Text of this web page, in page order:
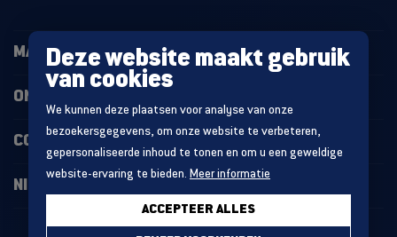
Deze website maakt gebruik
van cookies
We kunnen deze plaatsen voor analyse van onze
bezoekersgegevens, om onze website te verbeteren,
gepersonaliseerde inhoud te tonen en om u een geweldige
website-ervaring te bieden. Meer informatie
ACCEPTEER ALLES
MAGAZIJNINRICHTING
ONZE PROJECTEN
CONTACT
NIEUWS